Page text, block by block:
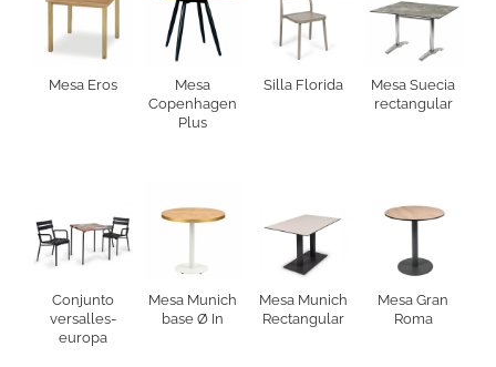
Mesa Eros
Mesa
Copenhagen
Plus
Silla Florida
Mesa Suecia
rectangular
Conjunto
versalles-
europa
Mesa Munich
base Ø In
Mesa Munich
Rectangular
Mesa Gran
Roma